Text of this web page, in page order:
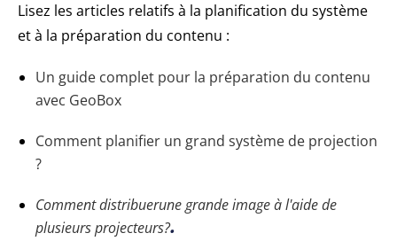
Lisez les articles relatifs à la planification du système
et à la préparation du contenu :
Un guide complet pour la préparation du contenu
avec GeoBox
Comment planifier un grand système de projection
?
Comment distribuerune grande image à l'aide de
plusieurs projecteurs?.